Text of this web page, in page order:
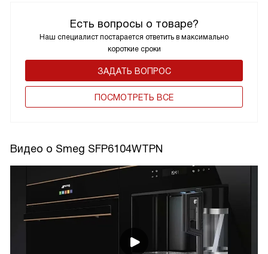
Есть вопросы о товаре?
Наш специалист постарается ответить в максимально
короткие сроки
ЗАДАТЬ ВОПРОС
ПОCМОТРЕТЬ ВСЕ
Видео о Smeg SFP6104WTPN